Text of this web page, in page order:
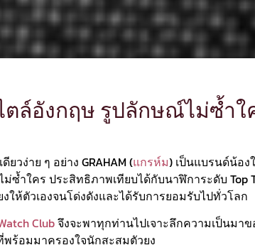
ตล์อังกฤษ รูปลักษณ์ไม่ซ้ำใ
ง่าย ๆ อย่าง GRAHAM (แกรห์ม) เป็นแบรนด์น้อง
ำใคร ประสิทธิภาพเทียบได้กับนาฬิการะดับ Top
ให้ตัวเองจนโด่งดังและได้รับการยอมรับไปทั่วโลก
Clubจึงจะพาทุกท่านไปเจาะลึกความเป็นมาข
ร้อมมาครองใจนักสะสมตัวยง